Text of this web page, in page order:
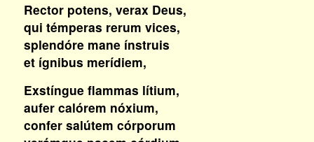
Rector potens, verax Deus,
qui témperas rerum vices,
splendóre mane ínstruis
et ígnibus merídiem,
Exstíngue flammas lítium,
aufer calórem nóxium,
confer salútem córporum